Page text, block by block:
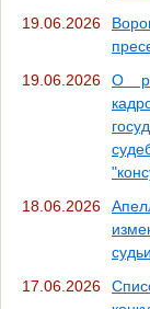
19.06.2026
19.06.2026
О
18.06.2026
судьи
17.06.2026